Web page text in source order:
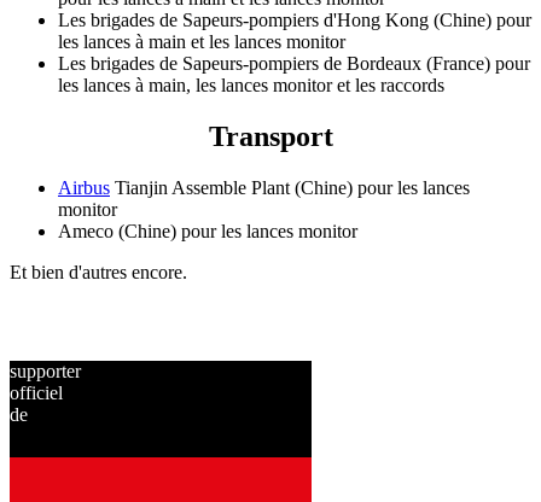
Les brigades de Sapeurs-pompiers d'Hong Kong (Chine) pour
les lances à main et les lances monitor
Les brigades de Sapeurs-pompiers de Bordeaux (France) pour
les lances à main, les lances monitor et les raccords
Transport
Airbus Tianjin Assemble Plant (Chine) pour les lances
monitor
Ameco (Chine) pour les lances monitor
Et bien d'autres encore.
supporter
officiel
de